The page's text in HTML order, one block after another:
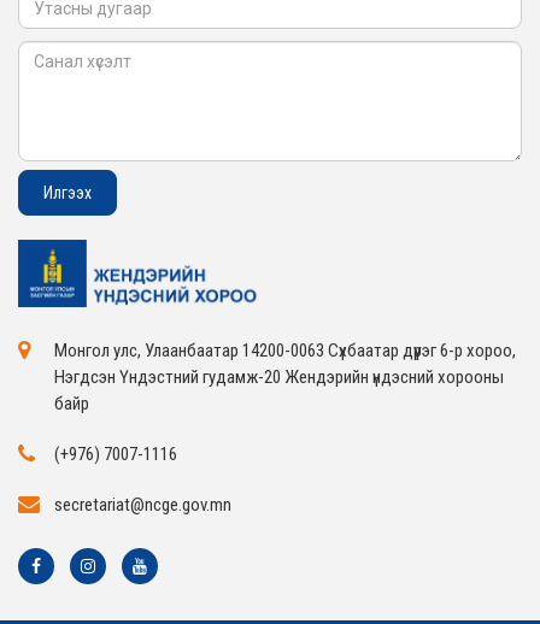
Монгол улс, Улаанбаатар 14200-0063 Сүхбаатар дүүрэг 6-р хороо,
Нэгдсэн Үндэстний гудамж-20 Жендэрийн үндэсний хорооны
байр
(+976) 7007-1116
secretariat@ncge.gov.mn